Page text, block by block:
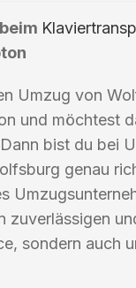
Umzug von
und möchtest
bist du bei
genau
zuverlässigen
sondern auch